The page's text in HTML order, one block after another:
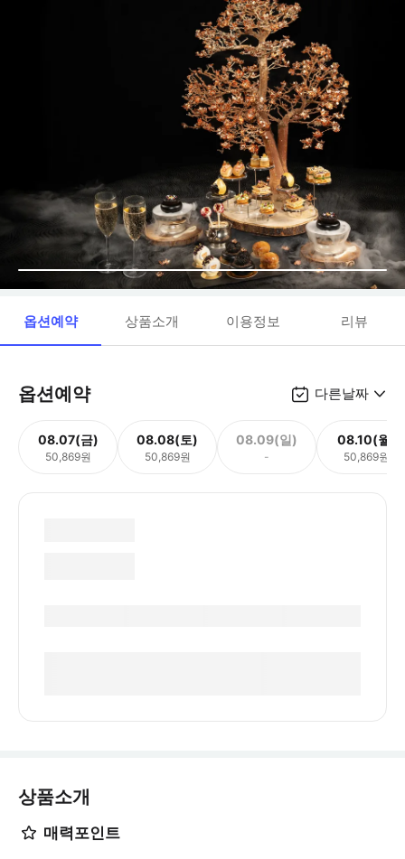
옵션예약 상품소개 이용정보 리뷰
옵션예약 다른날짜
08.07(금)
50,869원
08.08(토)
50,869원
08.09(일)
-
08.10(월)
50,869원
상품소개
매력포인트